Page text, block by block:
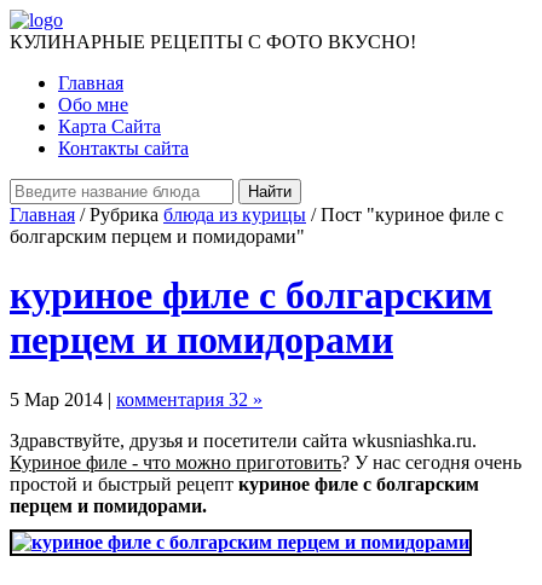
КУЛИНАРНЫЕ РЕЦЕПТЫ С ФОТО ВКУСНО!
Главная
Обо мне
Карта Сайта
Контакты сайта
Главная / Рубрика блюда из курицы / Пост "куриное филе с
болгарским перцем и помидорами"
куриное филе с болгарским
перцем и помидорами
5 Мар 2014 | комментария 32 »
Здравствуйте, друзья и посетители сайта wkusniashka.ru.
Куриное филе - что можно приготовить? У нас сегодня очень
простой и быстрый рецепт куриное филе с болгарским
перцем и помидорами.